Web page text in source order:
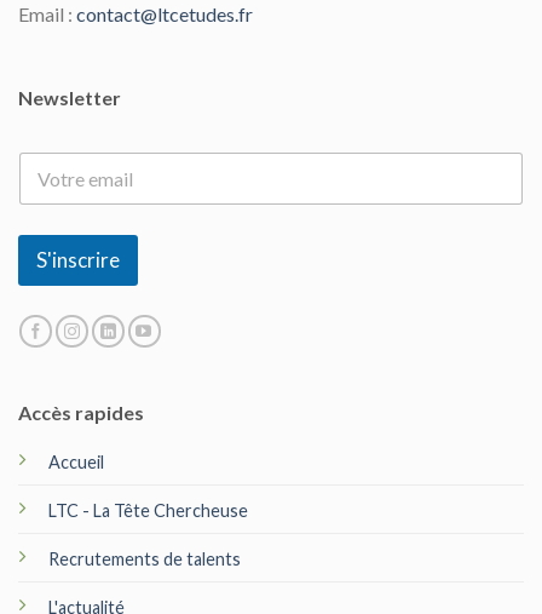
Email : contact@ltcetudes.fr
Accès rapides
Accueil
LTC - La Tête Chercheuse
Recrutements de talents
L'actualité
Newsletter
E
m
a
S'inscrire